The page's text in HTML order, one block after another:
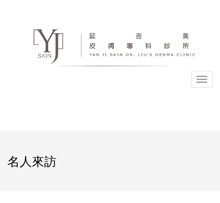
選
名人來訪